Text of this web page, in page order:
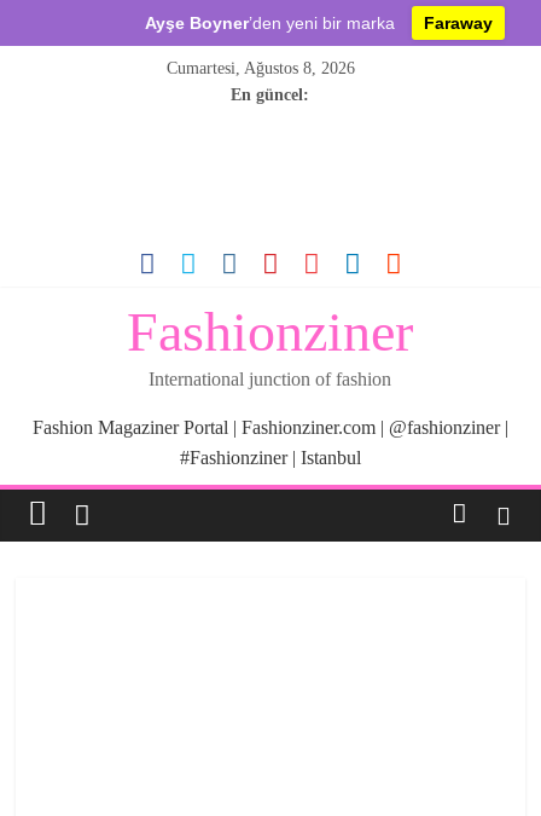
Cumartesi, Ağustos 8, 2026
En güncel:
Fashionziner
International junction of fashion
Fashion Magaziner Portal | Fashionziner.com | @fashionziner |
#Fashionziner | Istanbul
Ayşe Boyner’den yeni bir marka Faraway